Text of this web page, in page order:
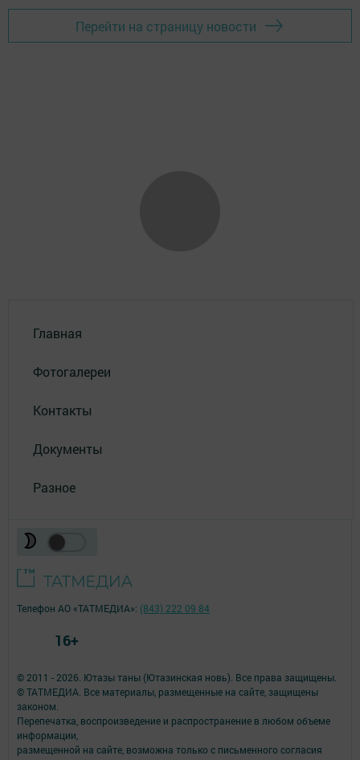
Перейти на страницу новости
Главная
Фотогалереи
Контакты
Документы
Разное
© 2011 - 2026. Ютазы таны (Ютазинская новь). Все права защищены.
© ТАТМЕДИА. Все материалы, размещенные на сайте, защищены
законом.
Перепечатка, воспроизведение и распространение в любом объеме
информации,
размещенной на сайте, возможна только с письменного согласия
Телефон АО «ТАТМЕДИА»: (843) 222 09 84
16+